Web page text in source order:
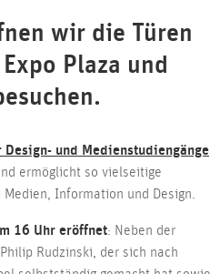
wir die Türen
Plaza und
und Medienstudiengänge
ermöglicht so vielseitige
Information und Design.
16 Uhr eröffnet: Neben der
Rudzinski, der sich nach